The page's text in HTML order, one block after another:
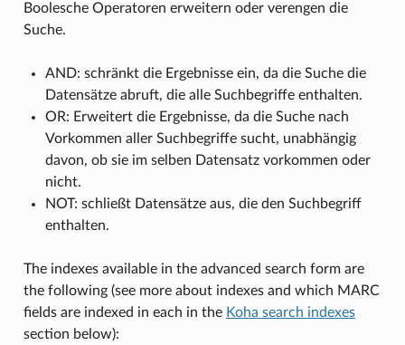
Boolesche Operatoren erweitern oder verengen die
Suche.
AND: schränkt die Ergebnisse ein, da die Suche die
Datensätze abruft, die alle Suchbegriffe enthalten.
OR: Erweitert die Ergebnisse, da die Suche nach
Vorkommen aller Suchbegriffe sucht, unabhängig
davon, ob sie im selben Datensatz vorkommen oder
nicht.
NOT: schließt Datensätze aus, die den Suchbegriff
enthalten.
The indexes available in the advanced search form are
the following (see more about indexes and which MARC
fields are indexed in each in the Koha search indexes
section below):